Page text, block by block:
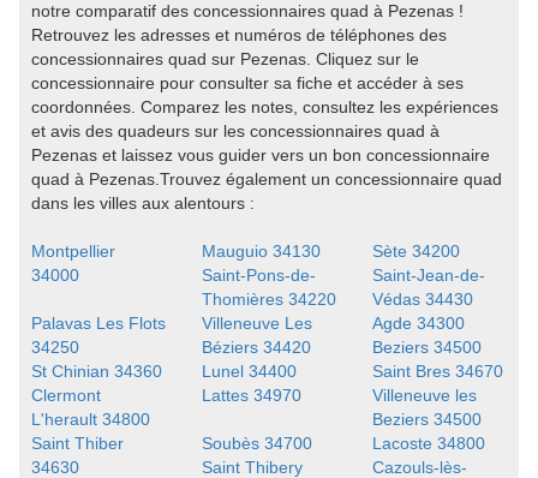
notre comparatif des concessionnaires quad à Pezenas !
Retrouvez les adresses et numéros de téléphones des
concessionnaires quad sur Pezenas. Cliquez sur le
concessionnaire pour consulter sa fiche et accéder à ses
coordonnées. Comparez les notes, consultez les expériences
et avis des quadeurs sur les concessionnaires quad à
Pezenas et laissez vous guider vers un bon concessionnaire
quad à Pezenas.Trouvez également un concessionnaire quad
dans les villes aux alentours :
Montpellier
34000
Mauguio 34130
Sète 34200
Saint-Pons-de-
Thomières 34220
Saint-Jean-de-
Védas 34430
Palavas Les Flots
34250
Villeneuve Les
Béziers 34420
Agde 34300
Beziers 34500
St Chinian 34360
Lunel 34400
Saint Bres 34670
Clermont
L'herault 34800
Lattes 34970
Villeneuve les
Beziers 34500
Saint Thiber
34630
Soubès 34700
Lacoste 34800
Saint Thibery
Cazouls-lès-